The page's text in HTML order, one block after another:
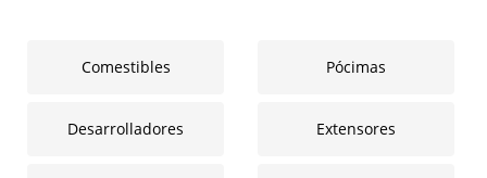
Comestibles Pócimas
Desarrolladores Extensores